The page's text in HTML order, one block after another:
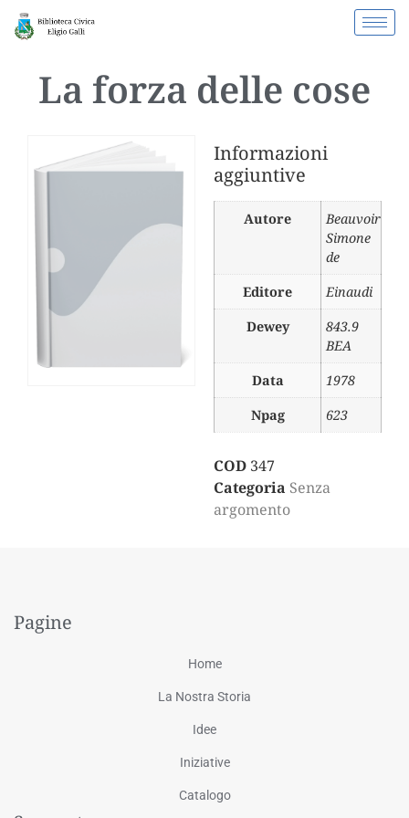
La forza delle cose
Informazioni
aggiuntive
Autore
Beauvoir
Simone
de
Editore
Einaudi
Dewey
843.9
BEA
Data
1978
Npag
623
COD 347
Categoria Senza
argomento
Pagine
Home
La Nostra Storia
Idee
Iniziative
Catalogo